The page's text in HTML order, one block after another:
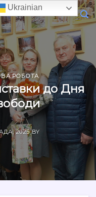
РОБОТА
до Дня
2025BY
Ukrainian